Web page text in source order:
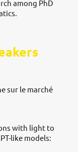
among PhD
sur le marché
with light to
like models: